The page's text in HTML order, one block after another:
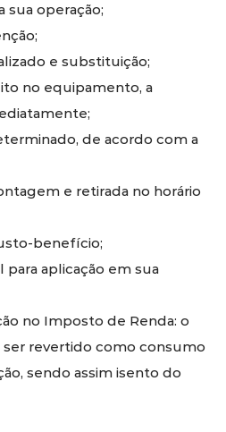
sua operação;
e substituição;
no equipamento, a
de acordo com a
e retirada no horário
benefício;
para aplicação em sua
no Imposto de Renda: o
revertido como consumo
sendo assim isento do